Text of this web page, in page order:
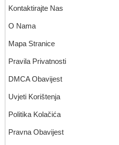
Kontaktirajte Nas
O Nama
Mapa Stranice
Pravila Privatnosti
DMCA Obavijest
Uvjeti Korištenja
Politika Kolačića
Pravna Obavijest